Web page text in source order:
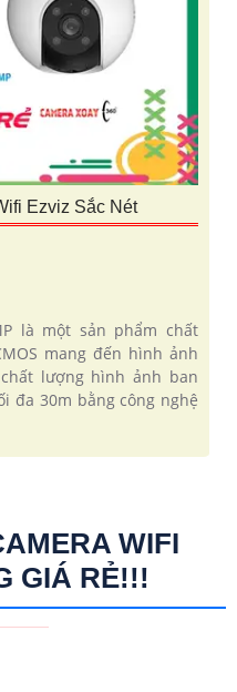
Ezviz Sắc Nét
là một sản phẩm chất
mang đến hình ảnh
lượng hình ảnh ban
đa 30m bằng công nghệ
WIFI
GIÁ RẺ!!!